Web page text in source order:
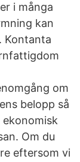
i många
kan
Kontanta
om
belopp så
Om du
eftersom vi